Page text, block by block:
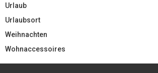
Urlaub
Urlaubsort
Weihnachten
Wohnaccessoires